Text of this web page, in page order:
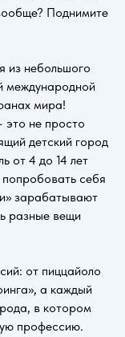
Поднимите
из небольшого
международной
мира!
это не просто
детский город
от 4 до 14 лет
себя
зарабатывают
разные вещи
от пиццайоло
а каждый
в котором
профессию.